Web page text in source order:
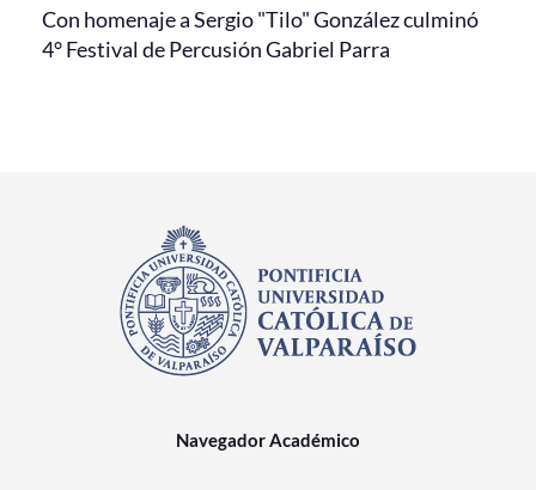
Con homenaje a Sergio "Tilo" González culminó
4° Festival de Percusión Gabriel Parra
Navegador Académico